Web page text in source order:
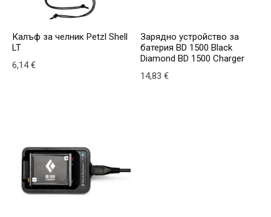
Калъф за челник Petzl Shell
LT
6,14€
Зарядно устройство за
батерия BD 1500 Black
Diamond BD 1500 Charger
14,83€